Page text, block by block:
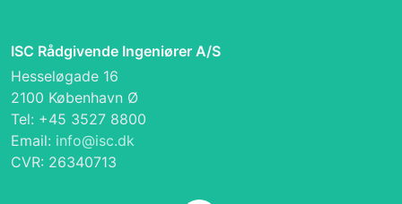
ISC Rådgivende Ingeniører A/S
Hesseløgade 16
2100 København Ø
Tel: +45 3527 8800
Email: info@isc.dk
CVR: 26340713